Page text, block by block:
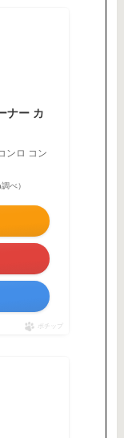
ナー カ
ンロ コン
べ）
ポチップ